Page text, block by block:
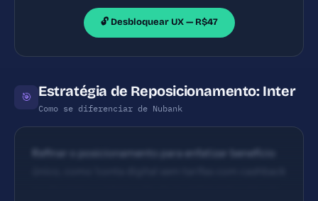
🔓 Desbloquear UX — R$47
🎯 Estratégia de Reposicionamento: Inter
Como se diferenciar de Nubank
Refinar o posicionamento para enfatizar benefício